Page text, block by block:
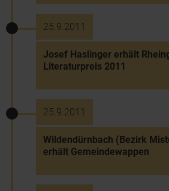
25.9.2011
Josef Haslinger erhält
Literaturpreis 2011
25.9.2011
Wildendürnbach (Bezirk
erhält Gemeindewappen